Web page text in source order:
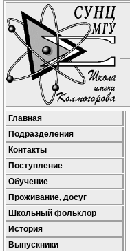
Главная
Подразделения
Контакты
Поступление
Обучение
Проживание, досуг
Школьный фольклор
История
Выпускники